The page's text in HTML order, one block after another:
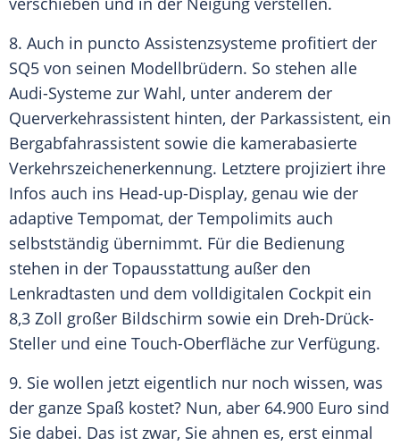
8. Auch in puncto Assistenzsysteme profitiert der
SQ5 von seinen Modellbrüdern. So stehen alle
Audi-Systeme zur Wahl, unter anderem der
Querverkehrassistent hinten, der Parkassistent, ein
Bergabfahrassistent sowie die kamerabasierte
Verkehrszeichenerkennung. Letztere projiziert ihre
Infos auch ins Head-up-Display, genau wie der
adaptive Tempomat, der Tempolimits auch
selbstständig übernimmt. Für die Bedienung
stehen in der Topausstattung außer den
Lenkradtasten und dem volldigitalen Cockpit ein
8,3 Zoll großer Bildschirm sowie ein Dreh-Drück-
Steller und eine Touch-Oberfläche zur Verfügung.
9. Sie wollen jetzt eigentlich nur noch wissen, was
der ganze Spaß kostet? Nun, aber 64.900 Euro sind
Sie dabei. Das ist zwar, Sie ahnen es, erst einmal